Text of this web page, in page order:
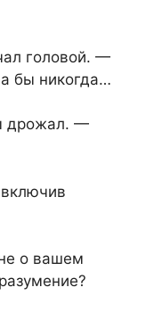
головой. —
бы никогда…
дрожал. —
о вашем